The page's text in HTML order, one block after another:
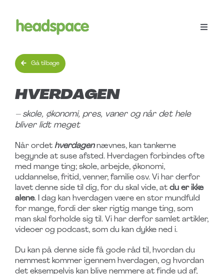
indhold
Toggle
Menu
Bliv frivillig
headspace Family
Støt
Søg
efter:
Gå tilbage
HVERDAGEN
– skole, økonomi, pres, vaner og når det hele
bliver lidt meget
Når ordet hverdagennævnes, kan tankerne
begynde at suse afsted. Hverdagen forbindes ofte
med mange ting; skole, arbejde, økonomi,
uddannelse, fritid, venner, familie osv. Vi har derfor
lavet denne side til dig, for du skal vide, at du er ikke
alene. I dag kan hverdagen være en stor mundfuld
for mange, fordi der sker rigtig mange ting, som
man skal forholde sig til. Vi har derfor samlet artikler,
videoer og podcast, som du kan dykke ned i.
Du kan på denne side få gode råd til, hvordan du
nemmest kommer igennem hverdagen, og hvordan
det eksempelvis kan blive nemmere at finde ud af,